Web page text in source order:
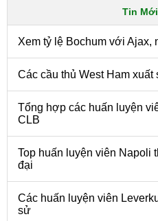
Tin
Xem tỷ lệ Bochum với Ajax,
Các cầu thủ West Ham
Tổng hợp các huấn luyện
CLB
Top huấn luyện viên Napoli
đại
Các huấn luyện viên
sử